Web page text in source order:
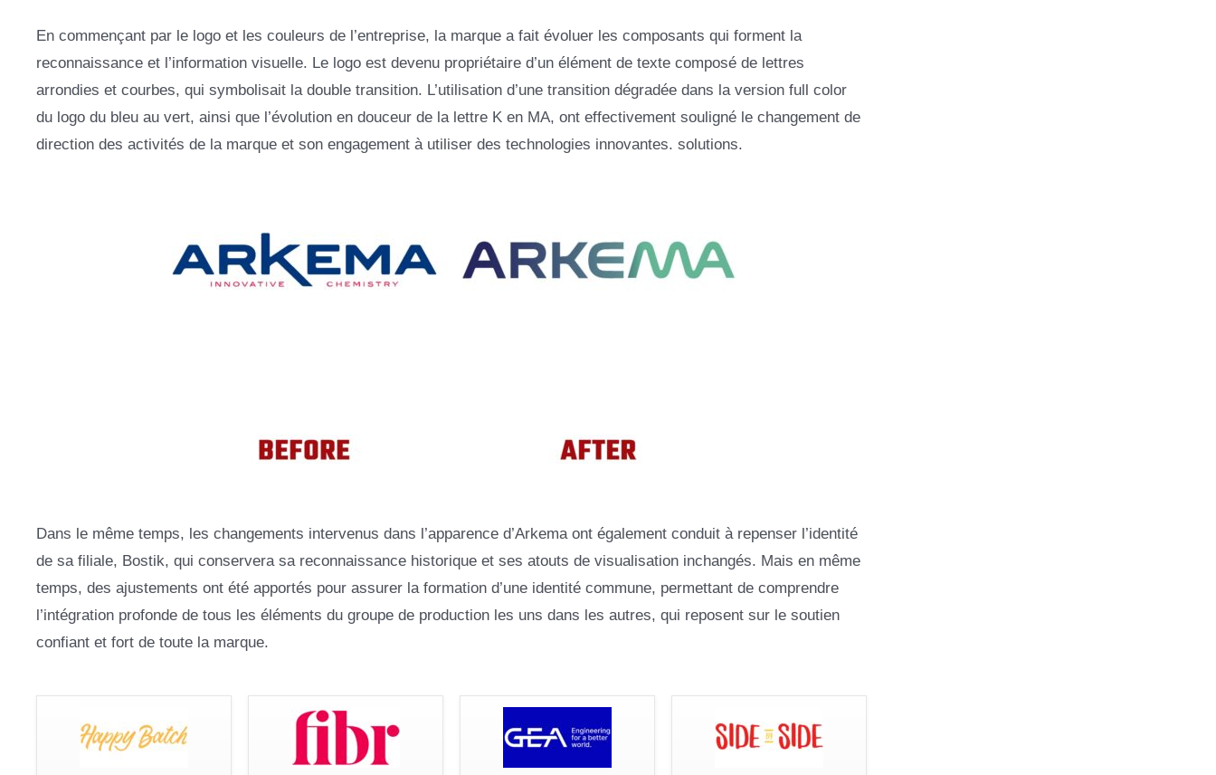
En commençant par le logo et les couleurs de l’entreprise, la marque a fait évoluer les composants qui forment la
reconnaissance et l’information visuelle. Le logo est devenu propriétaire d’un élément de texte composé de lettres
arrondies et courbes, qui symbolisait la double transition. L’utilisation d’une transition dégradée dans la version full color
du logo du bleu au vert, ainsi que l’évolution en douceur de la lettre K en MA, ont effectivement souligné le changement de
direction des activités de la marque et son engagement à utiliser des technologies innovantes. solutions.
Dans le même temps, les changements intervenus dans l’apparence d’Arkema ont également conduit à repenser l’identité
de sa filiale, Bostik, qui conservera sa reconnaissance historique et ses atouts de visualisation inchangés. Mais en même
temps, des ajustements ont été apportés pour assurer la formation d’une identité commune, permettant de comprendre
l’intégration profonde de tous les éléments du groupe de production les uns dans les autres, qui reposent sur le soutien
confiant et fort de toute la marque.